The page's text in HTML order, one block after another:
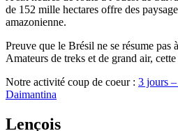
de 152 mille hectares offre des
amazonienne.
Preuve que le Brésil ne se résume pas
Amateurs de treks et de grand air,
Notre activité coup de coeur : 3 jours
Daimantina
Lençois